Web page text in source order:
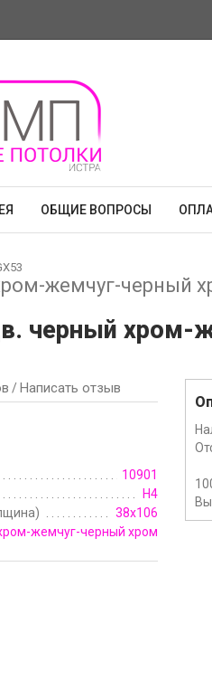
ОБЩИЕ ВОПРОСЫ
жемчуг-черный
черный
/ Написать отзыв
10901
H4
38x106
жемчуг-черный хром